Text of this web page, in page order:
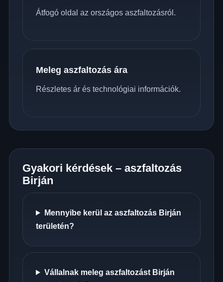
Átfogó oldal az országos aszfaltozásról.
Meleg aszfaltozás ára
Részletes ár és technológiai információk.
Gyakori kérdések – aszfaltozás
Birján
Mennyibe kerül az aszfaltozás Birján
területén?
Vállalnak meleg aszfaltozást Birján